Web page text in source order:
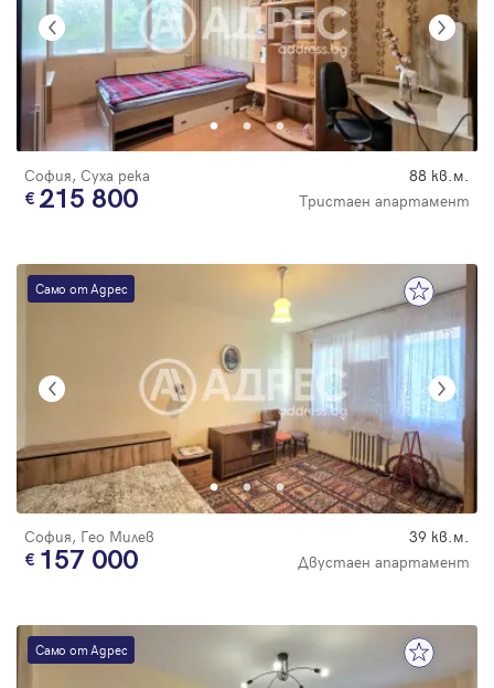
София, Суха река 88 кв.м.
215 800 Тристаен апартамент
Само от Адрес
София, Гео Милев 39 кв.м.
157 000 Двустаен апартамент
Само от Адрес